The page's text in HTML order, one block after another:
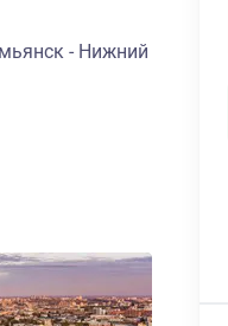
- Нижний